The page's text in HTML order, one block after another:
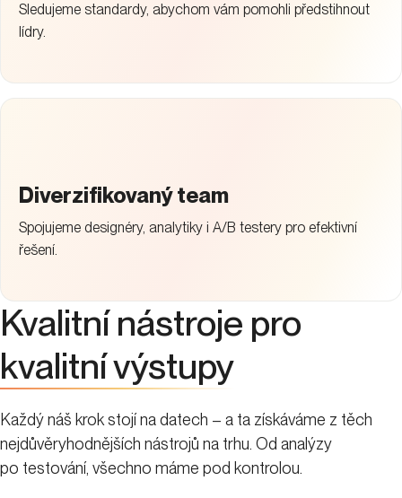
Sledujeme standardy, abychom vám pomohli předstihnout
lídry.
Diverzifikovaný team
Spojujeme designéry, analytiky i A/B testery pro efektivní
řešení.
Kvalitní nástroje pro
kvalitní výstupy
Každý náš krok stojí na datech – a ta získáváme z těch
nejdůvěryhodnějších nástrojů na trhu. Od analýzy
po testování, všechno máme pod kontrolou.